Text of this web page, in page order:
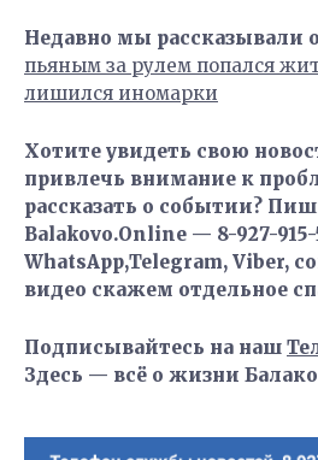
Недавно мы рассказывали
пьяным за рулем попался
лишился иномарки
Хотите увидеть свою
привлечь внимание к
рассказать о событии?
Balakovo.Online — 8-927-
WhatsApp,Telegram, Viber,
видео скажем отдельное
Подписывайтесь на наш
Здесь — всё о жизни